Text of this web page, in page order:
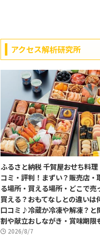
アクセス解析研究所
ふるさと納税 千賀屋おせち料
コミ・評判！まずい？販売店・
る場所・買える場所・どこで売
買える？おもてなしとの違いは
口コミ♪冷蔵か冷凍や解凍？と
割や献立おしながき・賞味期限
2026/8/7